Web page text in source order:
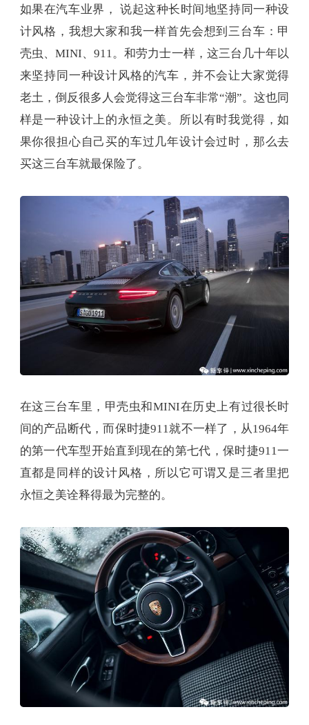
如果在汽车业界， 说起这种长时间地坚持同一种设
计风格，我想大家和我一样首先会想到三台车：甲
壳虫、MINI、911。和劳力士一样，这三台几十年以
来坚持同一种设计风格的汽车，并不会让大家觉得
老土，倒反很多人会觉得这三台车非常“潮”。这也同
样是一种设计上的永恒之美。所以有时我觉得，如
果你很担心自己买的车过几年设计会过时，那么去
买这三台车就最保险了。
在这三台车里，甲壳虫和MINI在历史上有过很长时
间的产品断代，而保时捷911就不一样了，从1964年
的第一代车型开始直到现在的第七代，保时捷911一
直都是同样的设计风格，所以它可谓又是三者里把
永恒之美诠释得最为完整的。